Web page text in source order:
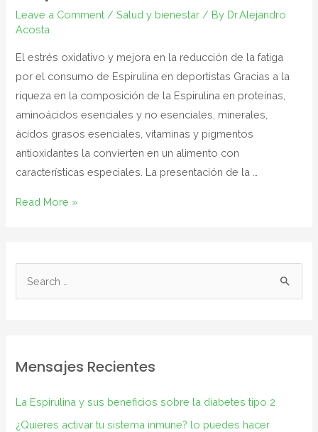
Leave a Comment /Salud y bienestar / By Dr.Alejandro
Acosta
El estrés oxidativo y mejora en la reducción de la fatiga
por el consumo de Espirulina en deportistas Gracias a la
riqueza en la composición de la Espirulina en proteínas,
aminoácidos esenciales y no esenciales, minerales,
ácidos grasos esenciales, vitaminas y pigmentos
antioxidantes la convierten en un alimento con
características especiales. La presentación de la …
Read More »
Mensajes Recientes
La Espirulina y sus beneficios sobre la diabetes tipo 2
¿Quieres activar tu sistema inmune? lo puedes hacer